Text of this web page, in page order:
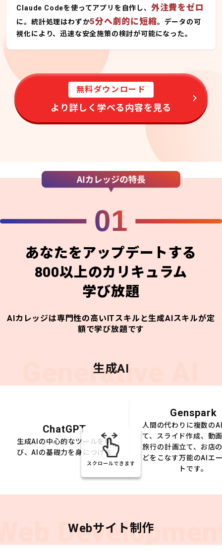
Claude Codeを使ってアプリを自作し、 外注費をゼロ
に。統計処理はわずか5分へ劇的に短縮。データの可
視化により、迅速な安全施策の検討が可能になった。
無料ダウンロード
より詳しく学べる内容を見る
01
あなたをアップデートする
800以上のカリキュラム
学び放題
AIカレッジは専門性の高いITスキルと生成AIスキルが定
額で学び放題です
Generative AI
生成AI
ChatGPT
生成AIの中心的なツールを学
び、AIの基礎力を身につける
Genspark
人間の代わりに複数の
て、スライド作成、動
旅行の計画立て、お店
どをこなす万能のAIエ
トです。
スクロールできます
Webサイト制作